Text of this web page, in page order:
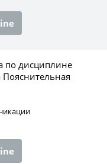
по дисциплине